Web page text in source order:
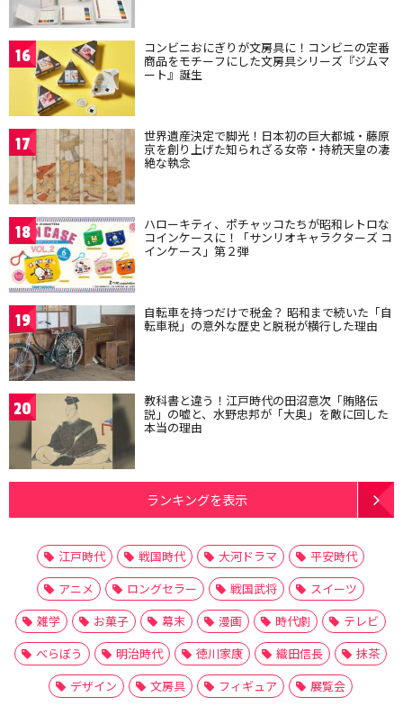
16 コンビニおにぎりが文房具に！コンビニの定番
商品をモチーフにした文房具シリーズ『ジムマ
ート』誕生
17 世界遺産決定で脚光！日本初の巨大都城・藤原
京を創り上げた知られざる女帝・持統天皇の凄
絶な執念
18 ハローキティ、ポチャッコたちが昭和レトロな
コインケースに！「サンリオキャラクターズ コ
インケース」第２弾
19 自転車を持つだけで税金？ 昭和まで続いた「自
転車税」の意外な歴史と脱税が横行した理由
20 教科書と違う！江戸時代の田沼意次「賄賂伝
説」の嘘と、水野忠邦が「大奥」を敵に回した
本当の理由
ランキングを表示
江戸時代 戦国時代 大河ドラマ
平安時代
アニメ
ロングセラー 戦国武将
スイーツ
雑学
お菓子 幕末 漫画 時代劇
テレビ
べらぼう
明治時代 徳川家康 織田信長
抹茶
デザイン
文房具 フィギュア
展覧会